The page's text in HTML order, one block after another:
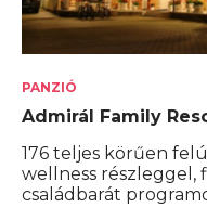
PANZIÓ
Admirál Family
176 teljes körűen
wellness részleggel,
családbarát